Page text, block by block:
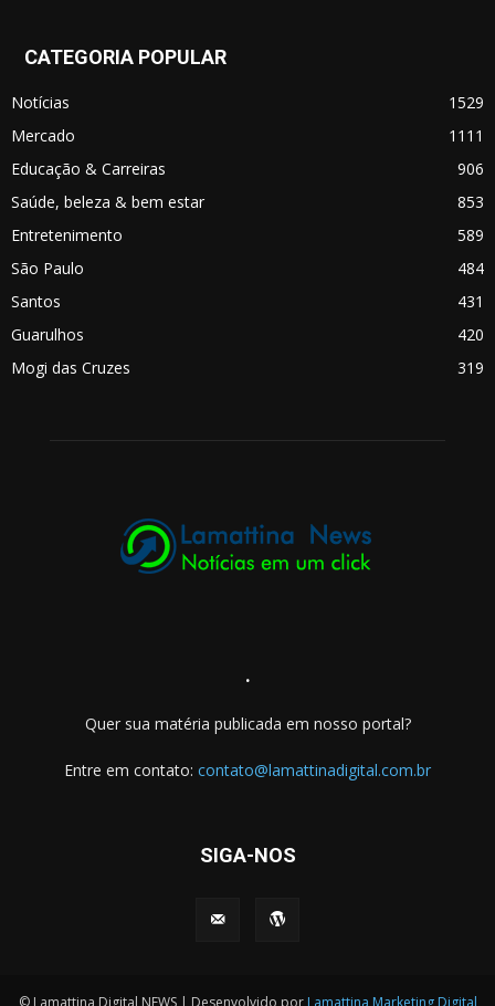
CATEGORIA POPULAR
Notícias
1529
Mercado
1111
Educação & Carreiras
906
Saúde, beleza & bem estar
853
Entretenimento
589
São Paulo
484
Santos
431
Guarulhos
420
Mogi das Cruzes
319
.
Quer sua matéria publicada em nosso portal?
Entre em contato: contato@lamattinadigital.com.br
SIGA-NOS
© Lamattina Digital NEWS | Desenvolvido por Lamattina Marketing Digital